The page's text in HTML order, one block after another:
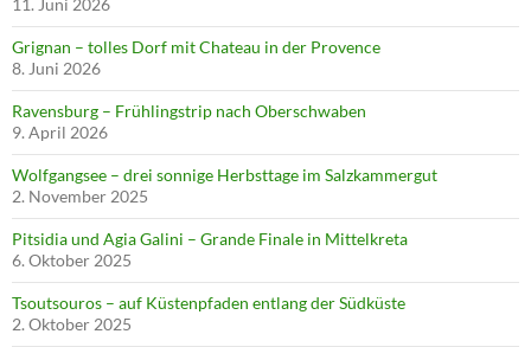
Grignan – tolles Dorf mit Chateau in der Provence
8. Juni 2026
Ravensburg – Frühlingstrip nach Oberschwaben
9. April 2026
Wolfgangsee – drei sonnige Herbsttage im Salzkammergut
2. November 2025
Pitsidia und Agia Galini – Grande Finale in Mittelkreta
6. Oktober 2025
Tsoutsouros – auf Küstenpfaden entlang der Südküste
2. Oktober 2025